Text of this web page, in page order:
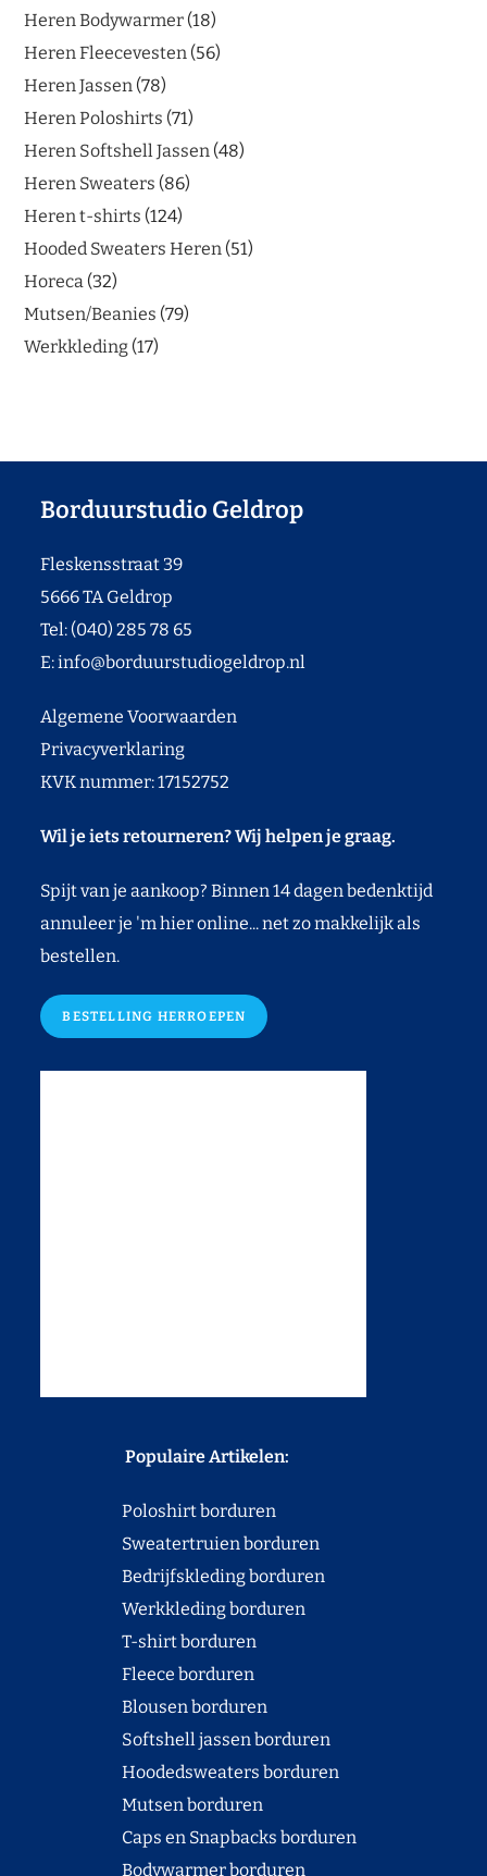
Heren Bodywarmer 18
Heren Fleecevesten 56
Heren Jassen 78
Heren Poloshirts 71
Heren Softshell Jassen 48
Heren Sweaters 86
Heren t-shirts 124
Hooded Sweaters Heren 51
Horeca 32
Mutsen/Beanies 79
Werkkleding 17
Borduurstudio Geldrop
Fleskensstraat 39
5666 TA Geldrop
Tel: (040) 285 78 65
E:info@borduurstudiogeldrop.nl
Algemene Voorwaarden
Privacyverklaring
KVK nummer: 17152752
Wil je iets retourneren? Wij helpen je graag.
Spijt van je aankoop? Binnen 14 dagen bedenktijd
annuleer je 'm hier online... net zo makkelijk als
bestellen.
BESTELLING HERROEPEN
Populaire Artikelen:
Poloshirt borduren
Sweatertruien borduren
Bedrijfskleding borduren
Werkkleding borduren
T-shirt borduren
Fleece borduren
Blousen borduren
Softshell jassen borduren
Hoodedsweaters borduren
Mutsen borduren
Caps en Snapbacks borduren
Bodywarmer borduren